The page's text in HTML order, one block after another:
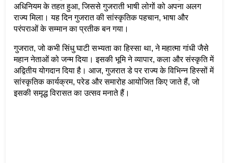
अधिनियम के तहत हुआ, जिससे गुजराती भाषी लोगों को अपना अलग
राज्य मिला। यह दिन गुजरात की सांस्कृतिक पहचान, भाषा और
परंपराओं के सम्मान का प्रतीक बन गया।
गुजरात, जो कभी सिंधु घाटी सभ्यता का हिस्सा था, ने महात्मा गांधी जैसे
महान नेताओं को जन्म दिया। इसकी भूमि ने व्यापार, कला और संस्कृति में
अद्वितीय योगदान दिया है। आज, गुजरात डे पर राज्य के विभिन्न हिस्सों में
सांस्कृतिक कार्यक्रम, परेड और समारोह आयोजित किए जाते हैं, जो
इसकी समृद्ध विरासत का उत्सव मनाते हैं।